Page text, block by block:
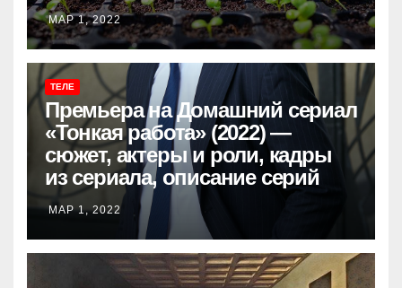
МАР 1, 2022
ТЕЛЕ
Премьера на Домашний сериал
«Тонкая работа» (2022) —
сюжет, актеры и роли, кадры
из сериала, описание серий
МАР 1, 2022